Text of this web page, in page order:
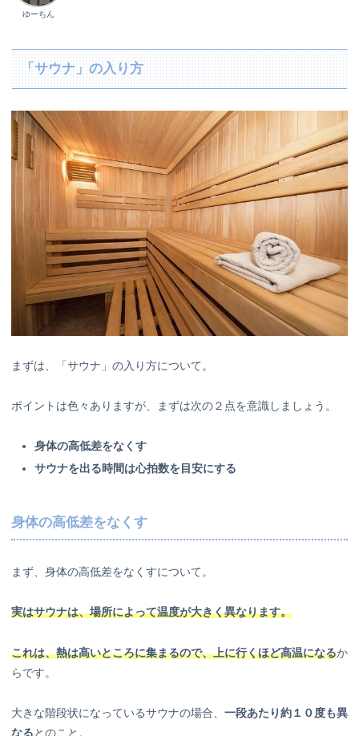
ゆーちん
「サウナ」の入り方
まずは、「サウナ」の入り方について。
ポイントは色々ありますが、まずは次の２点を意識しましょう。
身体の高低差をなくす
サウナを出る時間は心拍数を目安にする
身体の高低差をなくす
まず、身体の高低差をなくすについて。
実はサウナは、場所によって温度が大きく異なります。
これは、熱は高いところに集まるので、上に行くほど高温になるか
らです。
大きな階段状になっているサウナの場合、 一段あたり約１０度も異
なるとのこと。